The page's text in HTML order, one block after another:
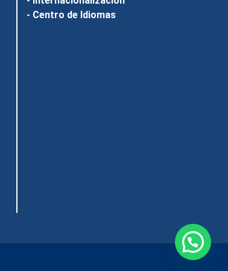
- Centro de Idiomas